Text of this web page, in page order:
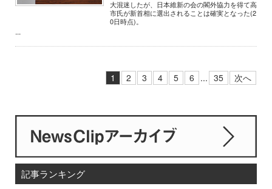
大混迷したが、日本維新の会の閣外協力を得て高
市氏が新首相に選出されることは確実となった(2
0日時点)。
...
1 2 3 4 5 6 ... 35 次へ
記事ランキング